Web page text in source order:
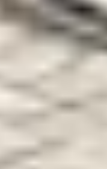
We geven u hier
Privacybeleid
|